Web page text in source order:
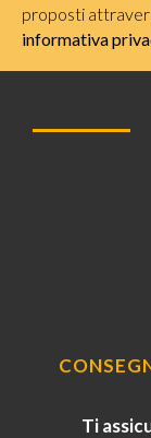
proposti
informativa
Ti